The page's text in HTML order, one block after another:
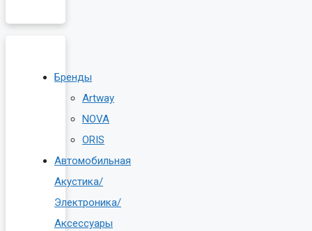
Бренды
Artway
NOVA
ORIS
Автомобильная
Акустика/
Электроника/
Аксессуары